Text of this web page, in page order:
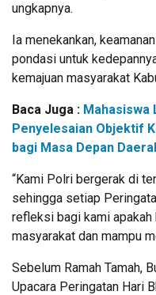
ungkapnya.
Ia menekankan,
pondasi untuk
kemajuan masyarakat
Baca Juga : Mahasiswa
Penyelesaian Objektif
bagi Masa Depan
“Kami Polri bergerak di
sehingga setiap
refleksi bagi kami
masyarakat dan mampu
Sebelum Ramah Tamah,
Upacara Peringatan Hari